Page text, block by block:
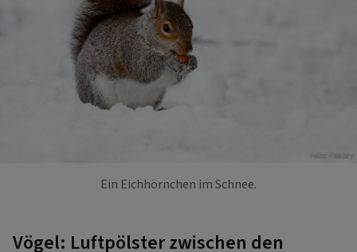
Foto: Pixabay
Ein Eichhörnchen im Schnee.
Vögel: Luftpölster zwischen den